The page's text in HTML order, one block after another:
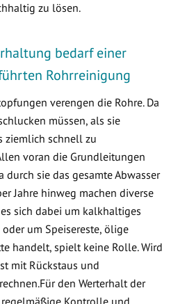
zu lösen.
bedarf einer
Rohrreinigung
verengen die Rohre. Da
müssen, als sie
ziemlich schnell zu
voran die Grundleitungen
sie das gesamte Abwasser
Jahre hinweg machen diverse
sich dabei um kalkhaltiges
um Speisereste, ölige
handelt, spielt keine Rolle. Wird
mit Rückstaus und
den Werterhalt der